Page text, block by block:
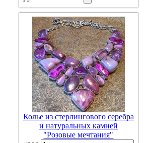
Колье из стерлингового серебра
и натуральных камней
"Розовые мечтания"